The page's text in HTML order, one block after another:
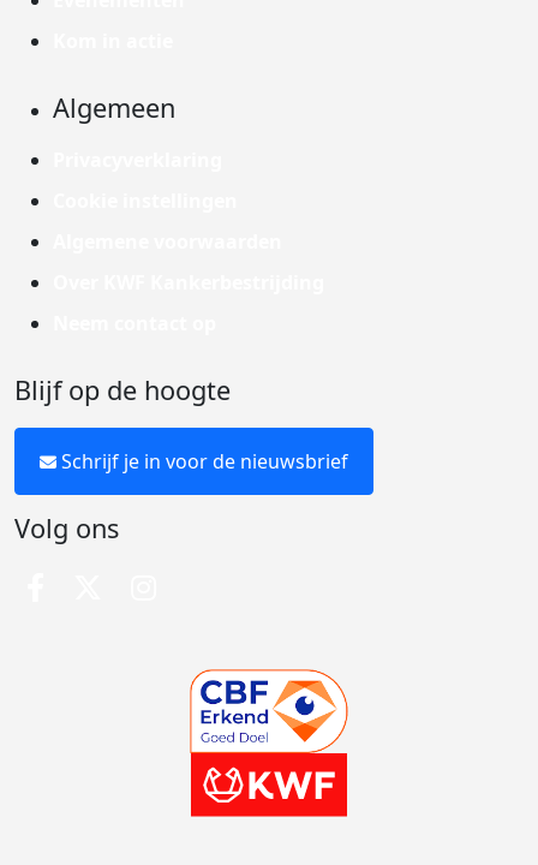
Algemeen
Blijf op de hoogte
Schrijf je in voor de nieuwsbrief
Volg ons